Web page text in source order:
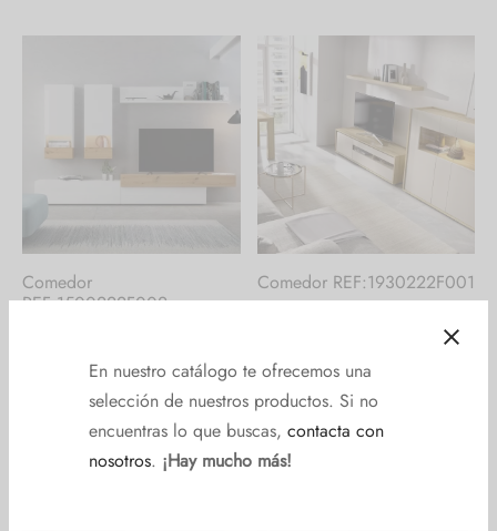
Comedor
REF:1500222F002
Comedor REF:1930222F001